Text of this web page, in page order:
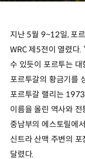
지난 5월 9~12일, 포
WRC 제5전이 열렸다.
수 있듯이 포르투는
포르투갈의 황금기를
포르투갈 랠리는
이름을 올린 역사와
중남부의 에스토릴에
신트라 산맥 주변의
달렸다.